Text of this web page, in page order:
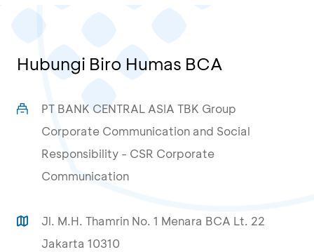
Hubungi Biro Humas BCA
PT BANK CENTRAL ASIA TBK Group
Corporate Communication and Social
Responsibility - CSR Corporate
Communication
Jl. M.H. Thamrin No. 1 Menara BCA Lt. 22
Jakarta 10310